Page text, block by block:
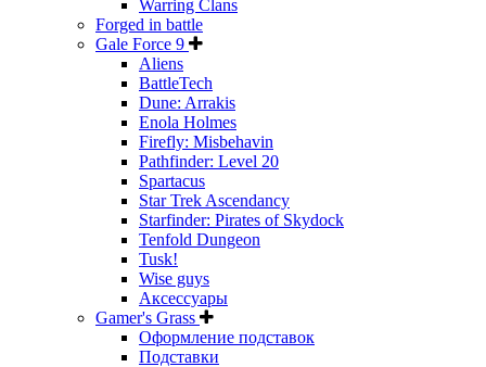
Warring Clans
Forged in battle
Gale Force 9
Aliens
BattleTech
Dune: Arrakis
Enola Holmes
Firefly: Misbehavin
Pathfinder: Level 20
Spartacus
Star Trek Ascendancy
Starfinder: Pirates of Skydock
Tenfold Dungeon
Tusk!
Wise guys
Аксессуары
Gamer's Grass
Оформление подставок
Подставки